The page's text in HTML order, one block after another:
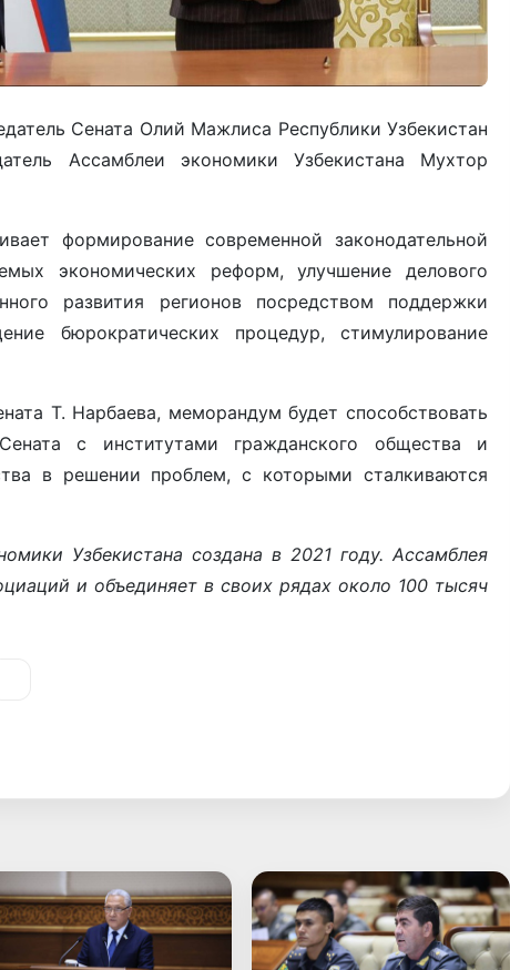
Сената Олий Мажлиса Республики Узбекистан
Ассамблеи экономики Узбекистана Мухтор
формирование современной законодательной
экономических реформ, улучшение делового
развития регионов посредством поддержки
бюрократических процедур, стимулирование
Т. Нарбаева, меморандум будет способствовать
с институтами гражданского общества и
в решении проблем, с которыми сталкиваются
Узбекистана создана в 2021 году. Ассамблея
и объединяет в своих рядах около 100 тысяч